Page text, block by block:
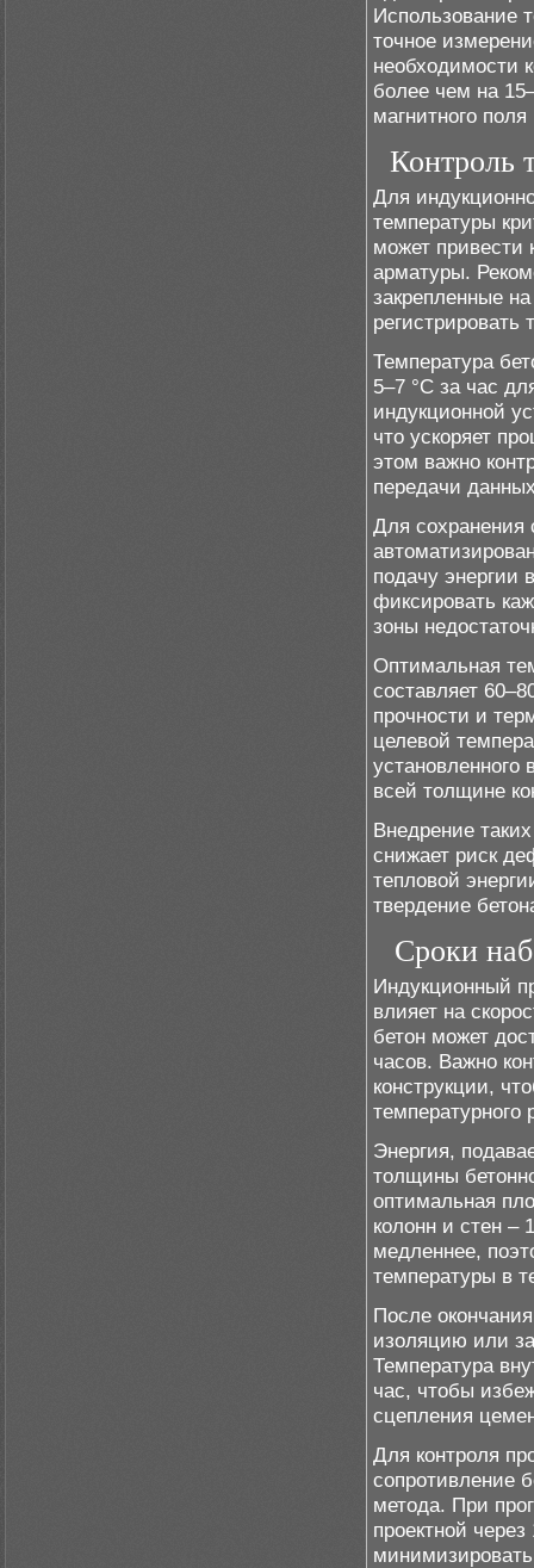
Использование
точное
необходимости
более чем на
магнитного
Контроль
Для
температуры
может
арматуры.
закрепленные
Температура
5–7 °C за час
индукционной
что ускоряет
этом важно
передачи
Для сохранения
подачу энергии
фиксировать
зоны
Оптимальная
составляет
прочности и
целевой
всей толщине
Внедрение
снижает риск
тепловой
твердение
Сроки
Индукционный
влияет на
бетон может
часов. Важно
конструкции,
Энергия,
толщины
оптимальная
колонн и стен –
медленнее,
температуры в
После
изоляцию или
Температура
час, чтобы
сцепления
Для контроля
сопротивление
метода. При
проектной